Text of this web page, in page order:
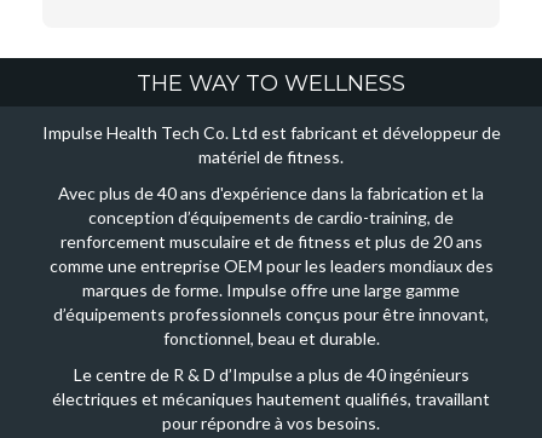
THE WAY TO WELLNESS
Impulse Health Tech Co. Ltd est fabricant et développeur de
matériel de fitness.
Avec plus de 40 ans d'expérience dans la fabrication et la
conception d’équipements de cardio-training, de
renforcement musculaire et de fitness et plus de 20 ans
comme une entreprise OEM pour les leaders mondiaux des
marques de forme. Impulse offre une large gamme
d’équipements professionnels conçus pour être innovant,
fonctionnel, beau et durable.
Le centre de R & D d’Impulse a plus de 40 ingénieurs
électriques et mécaniques hautement qualifiés, travaillant
pour répondre à vos besoins.